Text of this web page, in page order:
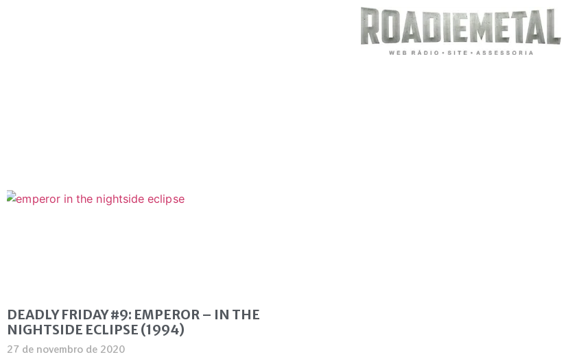
DEADLY FRIDAY #9: EMPEROR – IN THE
NIGHTSIDE ECLIPSE (1994)
27 de novembro de 2020